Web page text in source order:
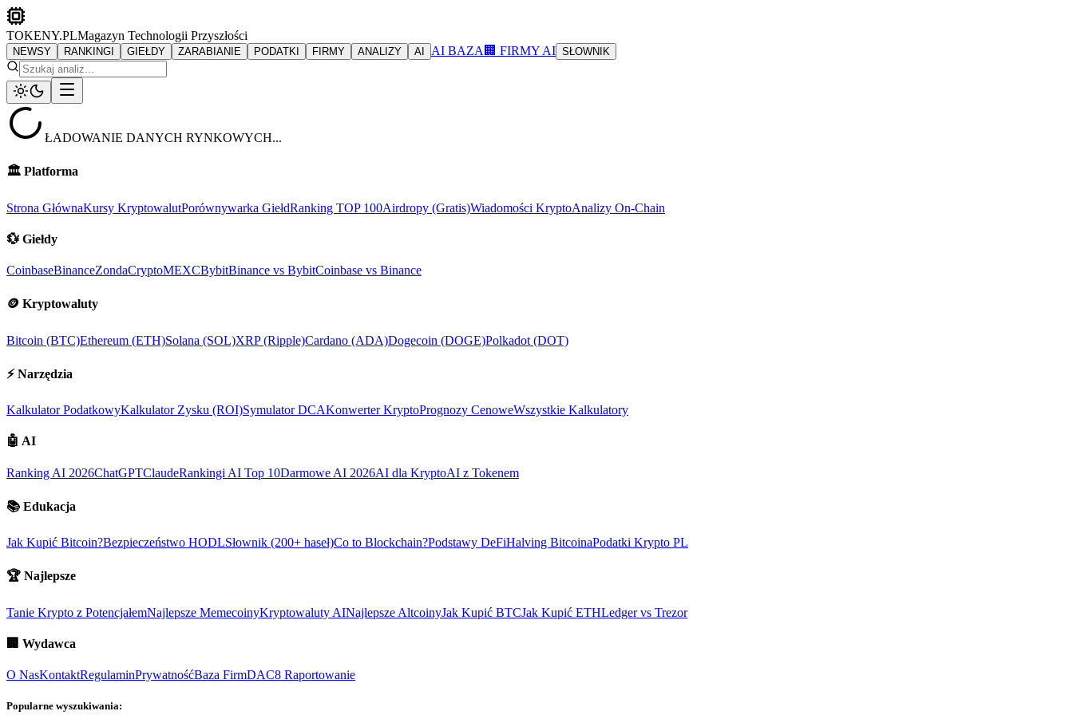
TOKENY.PLMagazyn Technologii Przyszłości
NEWSY RANKINGI GIEŁDY ZARABIANIE PODATKI FIRMY ANALIZY AI AI BAZA 🏢 FIRMY AI SŁOWNIK
ŁADOWANIE DANYCH RYNKOWYCH...
🏛️ Platforma
Strona GłównaKursy KryptowalutPorównywarka GiełdRanking TOP 100Airdropy (Gratis)Wiadomości KryptoAnalizy On-Chain
💱 Giełdy
CoinbaseBinanceZondaCryptoMEXCBybitBinance vs BybitCoinbase vs Binance
🪙 Kryptowaluty
Bitcoin (BTC)Ethereum (ETH)Solana (SOL)XRP (Ripple)Cardano (ADA)Dogecoin (DOGE)Polkadot (DOT)
⚡ Narzędzia
Kalkulator PodatkowyKalkulator Zysku (ROI)Symulator DCAKonwerter KryptoPrognozy CenoweWszystkie Kalkulatory
🤖 AI
Ranking AI 2026ChatGPTClaudeRankingi AI Top 10Darmowe AI 2026AI dla KryptoAI z Tokenem
📚 Edukacja
Jak Kupić Bitcoin?Bezpieczeństwo HODLSłownik (200+ haseł)Co to Blockchain?Podstawy DeFiHalving BitcoinaPodatki Krypto PL
🏆 Najlepsze
Tanie Krypto z PotencjałemNajlepsze MemecoinyKryptowaluty AINajlepsze AltcoinyJak Kupić BTCJak Kupić ETHLedger vs Trezor
🏢 Wydawca
O NasKontaktRegulaminPrywatnośćBaza FirmDAC8 Raportowanie
Popularne wyszukiwania: